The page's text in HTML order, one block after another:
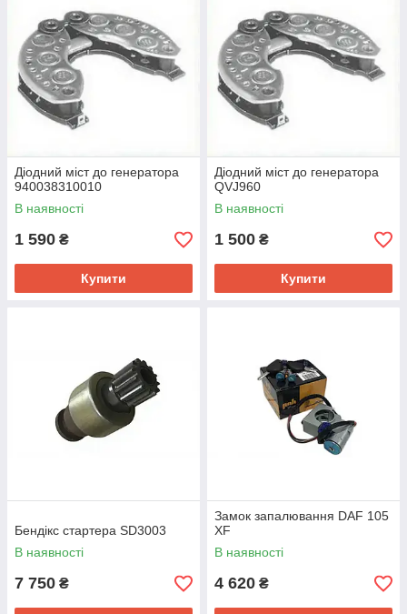
Діодний міст до генератора
940038310010
В наявності
1 590 ₴
Купити
Діодний міст до генератора
QVJ960
В наявності
1 500 ₴
Купити
Бендікс стартера SD3003
В наявності
7 750 ₴
Замок запалювання DAF 105
XF
В наявності
4 620 ₴